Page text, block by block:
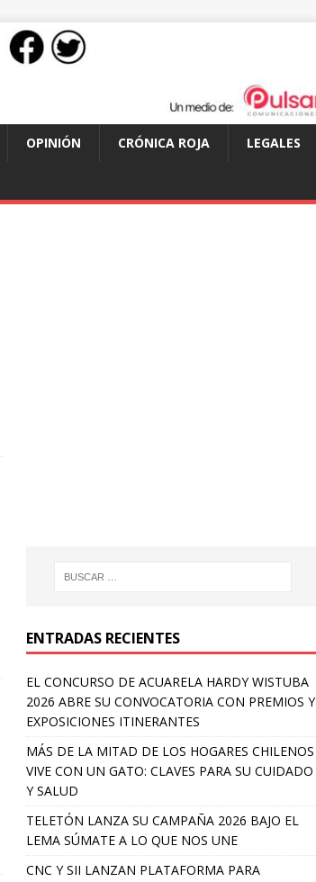
OPINIÓN CRÓNICA ROJA LEGALES
ENTRADAS RECIENTES
EL CONCURSO DE ACUARELA HARDY WISTUBA
2026 ABRE SU CONVOCATORIA CON PREMIOS Y
EXPOSICIONES ITINERANTES
MÁS DE LA MITAD DE LOS HOGARES CHILENOS
VIVE CON UN GATO: CLAVES PARA SU CUIDADO
Y SALUD
TELETÓN LANZA SU CAMPAÑA 2026 BAJO EL
LEMA SÚMATE A LO QUE NOS UNE
CNC Y SII LANZAN PLATAFORMA PARA